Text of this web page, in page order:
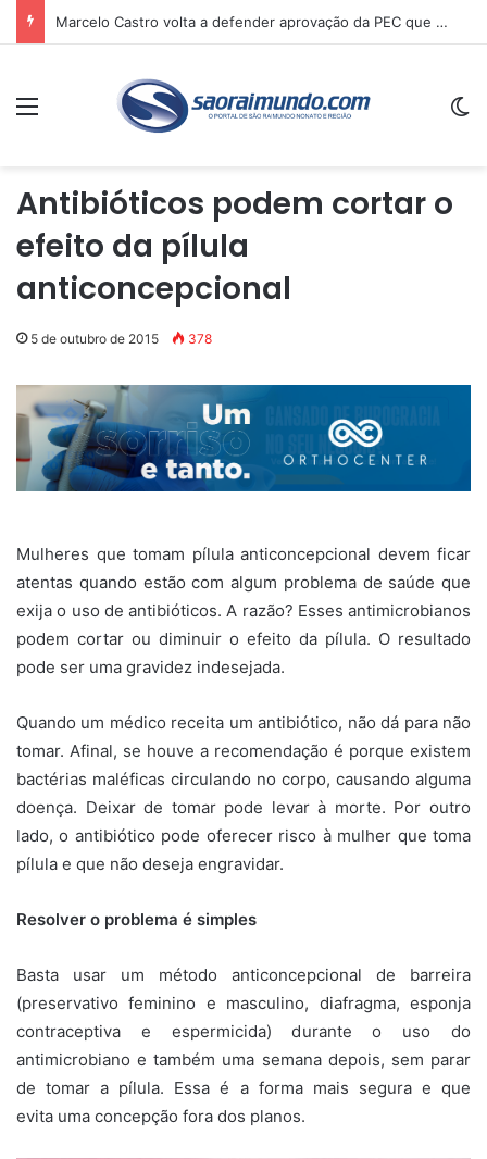
Marcelo Castro volta a defender aprovação da PEC que acaba com a escala 6×1 e avalia clima no Senado
Menu
Antibióticos podem cortar o
efeito da pílula
anticoncepcional
5 de outubro de 2015 378
Mulheres que tomam pílula anticoncepcional devem ficar
atentas quando estão com algum problema de saúde que
exija o uso de antibióticos. A razão? Esses antimicrobianos
podem cortar ou diminuir o efeito da pílula. O resultado
pode ser uma gravidez indesejada.
Quando um médico receita um antibiótico, não dá para não
tomar. Afinal, se houve a recomendação é porque existem
bactérias maléficas circulando no corpo, causando alguma
doença. Deixar de tomar pode levar à morte. Por outro
lado, o antibiótico pode oferecer risco à mulher que toma
pílula e que não deseja engravidar.
Resolver o problema é simples
Basta usar um método anticoncepcional de barreira
(preservativo feminino e masculino, diafragma, esponja
contraceptiva e espermicida) durante o uso do
antimicrobiano e também uma semana depois, sem parar
de tomar a pílula. Essa é a forma mais segura e que
evita uma concepção fora dos planos.